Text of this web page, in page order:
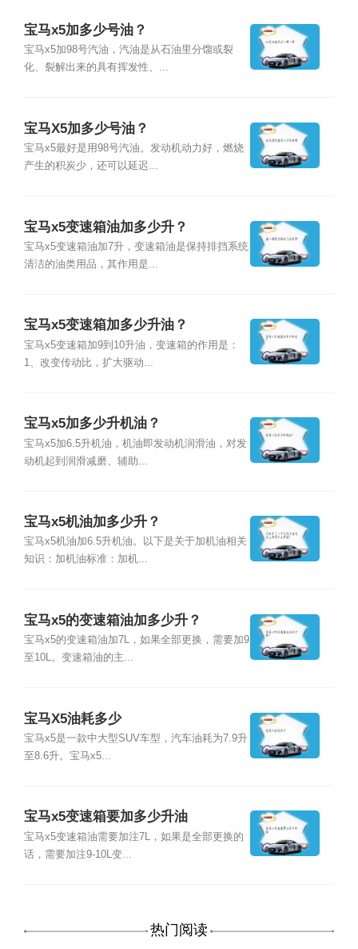
宝马x5加多少号油？
宝马x5加98号汽油，汽油是从石油里分馏或裂
化、裂解出来的具有挥发性、...
宝马X5加多少号油？
宝马x5最好是用98号汽油。发动机动力好，燃烧
产生的积炭少，还可以延迟...
宝马x5变速箱油加多少升？
宝马x5变速箱油加7升，变速箱油是保持排挡系统
清洁的油类用品，其作用是...
宝马x5变速箱加多少升油？
宝马x5变速箱加9到10升油，变速箱的作用是：
1、改变传动比，扩大驱动...
宝马x5加多少升机油？
宝马x5加6.5升机油，机油即发动机润滑油，对发
动机起到润滑减磨、辅助...
宝马x5机油加多少升？
宝马x5机油加6.5升机油。以下是关于加机油相关
知识：加机油标准：加机...
宝马x5的变速箱油加多少升？
宝马x5的变速箱油加7L，如果全部更换，需要加9
至10L。变速箱油的主...
宝马X5油耗多少
宝马x5是一款中大型SUV车型，汽车油耗为7.9升
至8.6升。宝马x5...
宝马x5变速箱要加多少升油
宝马x5变速箱油需要加注7L，如果是全部更换的
话，需要加注9-10L变...
热门阅读